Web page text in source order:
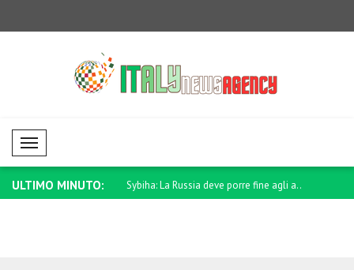
Mobil Menü
ULTIMO MINUTO:
Pellacani ha conquistato Sybiha: La Russia deve porre fine agli a..